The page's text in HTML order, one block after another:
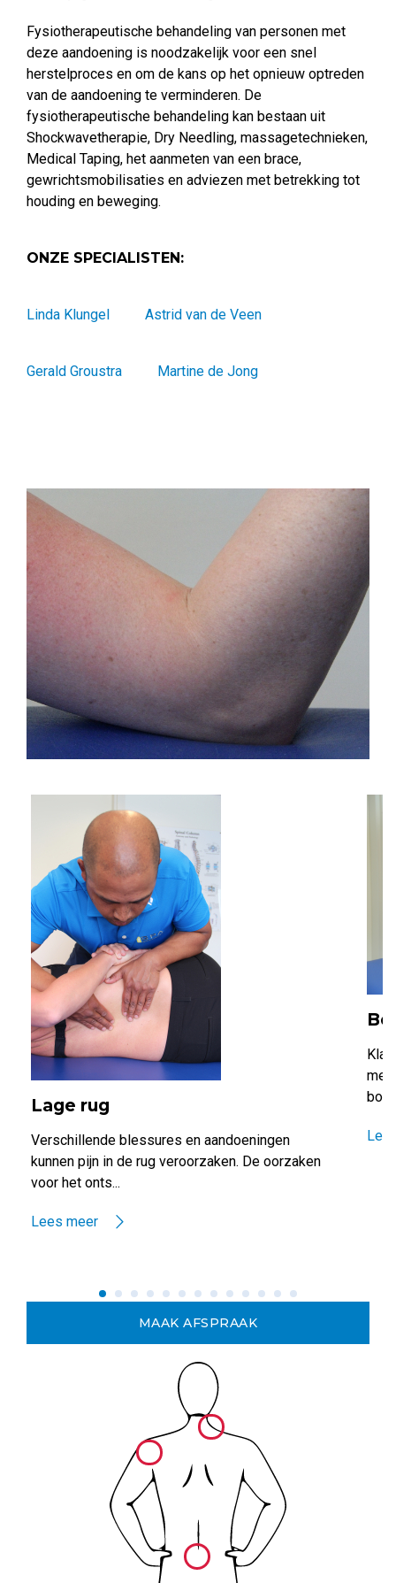
Fysiotherapeutische behandeling van personen met
deze aandoening is noodzakelijk voor een snel
herstelproces en om de kans op het opnieuw optreden
van de aandoening te verminderen. De
fysiotherapeutische behandeling kan bestaan uit
Shockwavetherapie, Dry Needling, massagetechnieken,
Medical Taping, het aanmeten van een brace,
gewrichtsmobilisaties en adviezen met betrekking tot
houding en beweging.
ONZE SPECIALISTEN:
Linda Klungel Astrid van de Veen
Gerald Groustra Martine de Jong
Lage rug
Verschillende blessures en aandoeningen
kunnen pijn in de rug veroorzaken. De oorzaken
voor het onts...
Lees meer
MAAK AFSPRAAK